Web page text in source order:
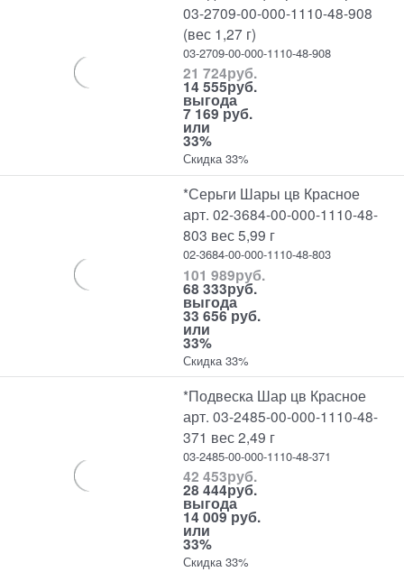
03-2709-00-000-1110-48-908
(вес 1,27 г)
03-2709-00-000-1110-48-908
21 724руб.
14 555руб.
выгода
7 169 руб.
или
33%
Скидка 33%
*Серьги Шары цв Красное
арт. 02-3684-00-000-1110-48-
803 вес 5,99 г
02-3684-00-000-1110-48-803
101 989руб.
68 333руб.
выгода
33 656 руб.
или
33%
Скидка 33%
*Подвеска Шар цв Красное
арт. 03-2485-00-000-1110-48-
371 вес 2,49 г
03-2485-00-000-1110-48-371
42 453руб.
28 444руб.
выгода
14 009 руб.
или
33%
Скидка 33%